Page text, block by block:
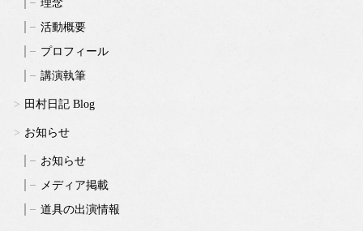
理念
活動概要
プロフィール
講演執筆
田村日記 Blog
お知らせ
お知らせ
メディア掲載
道具の出演情報